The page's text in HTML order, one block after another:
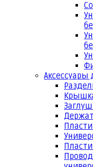
Аксессуары